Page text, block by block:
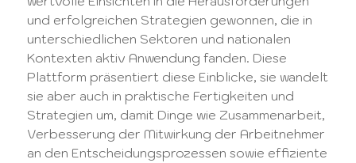
und erfolgreichen Strategien gewonnen, die in
unterschiedlichen Sektoren und nationalen
Kontexten aktiv Anwendung fanden. Diese
Plattform präsentiert diese Einblicke, sie wandelt
sie aber auch in praktische Fertigkeiten und
Strategien um, damit Dinge wie Zusammenarbeit,
Verbesserung der Mitwirkung der Arbeitnehmer
an den Entscheidungsprozessen sowie effiziente